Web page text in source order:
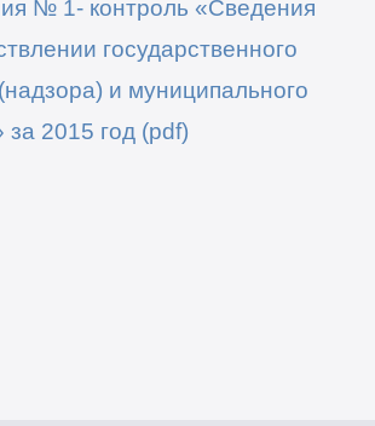
№ 1- контроль «Сведения
государственного
и муниципального
за 2015 год (pdf)